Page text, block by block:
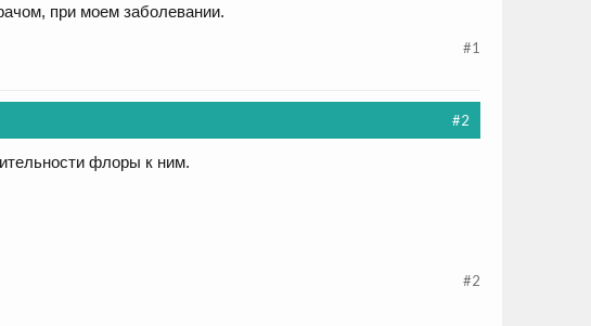
при моем заболевании.
#1
#2
флоры к ним.
#2